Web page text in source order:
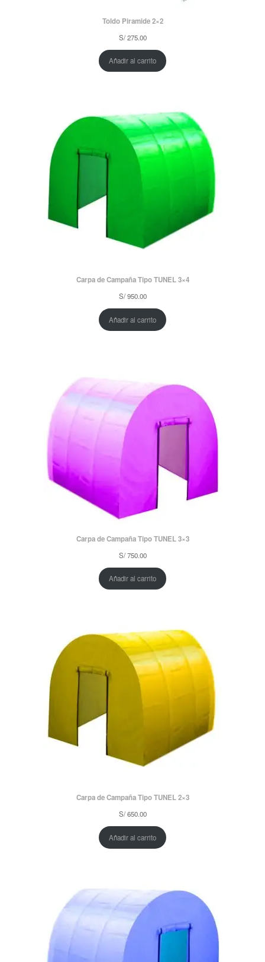
Toldo Piramide 2×2
S/275.00
Añadir al carrito
Carpa de Campaña Tipo TUNEL 3×4
S/950.00
Añadir al carrito
Carpa de Campaña Tipo TUNEL 3×3
S/750.00
Añadir al carrito
Carpa de Campaña Tipo TUNEL 2×3
S/650.00
Añadir al carrito